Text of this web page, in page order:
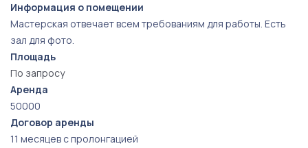
Информация о помещении
Мастерская отвечает всем требованиям для работы. Есть
зал для фото.
Площадь
По запросу
Аренда
50000
Договор аренды
11 месяцев с пролонгацией